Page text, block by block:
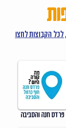
הקבוצות לחצו
פרדס חנה והסביבה